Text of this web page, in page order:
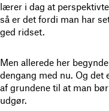
lærer i dag at
så er det fordi man har
ged ridset.
Men allerede her
dengang med nu. Og det
af grundene til at man
udgør.